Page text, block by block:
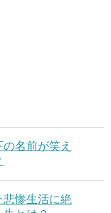
名前が笑え
惨生活に絶